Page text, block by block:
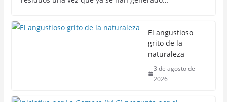
El angustioso
grito de la
naturaleza
3 de agosto de
2026